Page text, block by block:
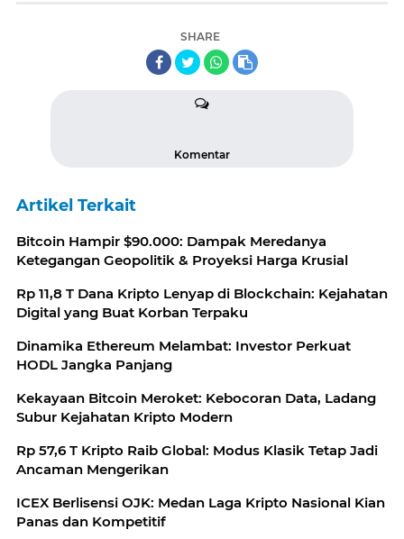
SHARE
Komentar
Artikel Terkait
Bitcoin Hampir $90.000: Dampak Meredanya
Ketegangan Geopolitik & Proyeksi Harga Krusial
Rp 11,8 T Dana Kripto Lenyap di Blockchain: Kejahatan
Digital yang Buat Korban Terpaku
Dinamika Ethereum Melambat: Investor Perkuat
HODL Jangka Panjang
Kekayaan Bitcoin Meroket: Kebocoran Data, Ladang
Subur Kejahatan Kripto Modern
Rp 57,6 T Kripto Raib Global: Modus Klasik Tetap Jadi
Ancaman Mengerikan
ICEX Berlisensi OJK: Medan Laga Kripto Nasional Kian
Panas dan Kompetitif